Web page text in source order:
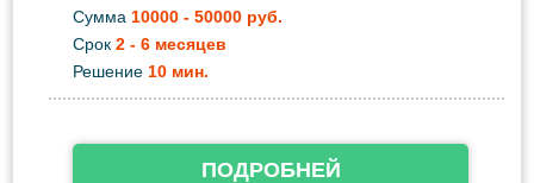
Сумма 10000 - 50000 руб.
Срок 2 - 6 месяцев
Решение 10 мин.
ПОДРОБНЕЙ